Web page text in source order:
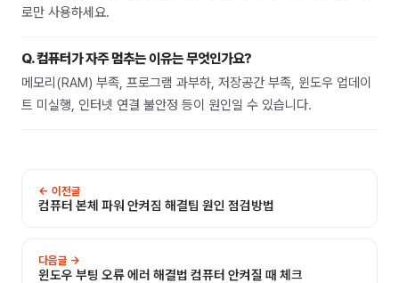
로만 사용하세요.
Q.컴퓨터가 자주 멈추는 이유는 무엇인가요?
메모리(RAM) 부족, 프로그램 과부하, 저장공간 부족, 윈도우 업데이
트 미실행, 인터넷 연결 불안정 등이 원인일 수 있습니다.
← 이전글
컴퓨터 본체 파워 안켜짐 해결팁 원인 점검방법
다음글 →
윈도우 부팅 오류 에러 해결법 컴퓨터 안켜질 때 체크